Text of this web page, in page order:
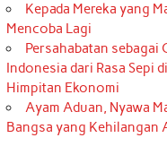
Kepada Mereka yang
Mencoba Lagi
Persahabatan sebagai
Indonesia dari Rasa Sepi
Himpitan Ekonomi
Ayam Aduan, Nyawa
Bangsa yang Kehilangan